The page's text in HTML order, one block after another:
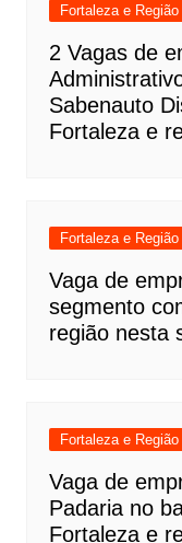
Fortaleza e
2 Vagas de
Sabenauto
Fortaleza e
Fortaleza e
Vaga de
segmento
região nesta
Fortaleza e
Vaga de
Padaria no
Fortaleza e